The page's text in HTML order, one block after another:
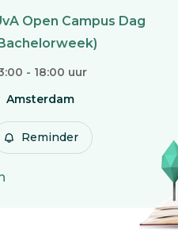
Open Campus Dag
- 18:00 uur
Amsterdam
Reminder